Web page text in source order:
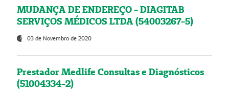
MUDANÇA DE ENDEREÇO - DIAGITAB
SERVIÇOS MÉDICOS LTDA (54003267-5)
03 de Novembro de 2020
Prestador Medlife Consultas e Diagnósticos
(51004334-2)